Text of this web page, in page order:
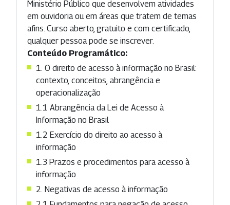
Ministério Público que desenvolvem atividades
em ouvidoria ou em áreas que tratem de temas
afins. Curso aberto, gratuito e com certificado,
qualquer pessoa pode se inscrever.
Conteúdo Programático:
1. O direito de acesso à informação no Brasil:
contexto, conceitos, abrangência e
operacionalização
1.1 Abrangência da Lei de Acesso à
Informação no Brasil
1.2 Exercício do direito ao acesso à
informação
1.3 Prazos e procedimentos para acesso à
informação
2. Negativas de acesso à informação